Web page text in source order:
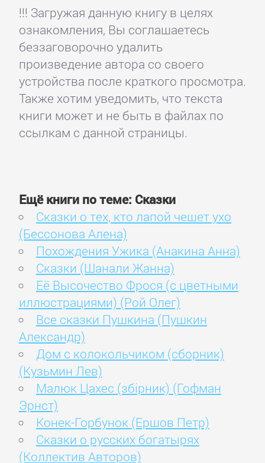
!!! Загружая данную книгу в целях
ознакомления, Вы соглашаетесь
беззаговорочно удалить
произведение автора со своего
устройства после краткого просмотра.
Также хотим уведомить, что текста
книги может и не быть в файлах по
ссылкам с данной страницы.
Ещё книги по теме: Сказки
Сказки о тех, кто лапой чешет ухо
(Бессонова Алена)
Похождения Ужика (Анакина Анна)
Сказки (Шанали Жанна)
Её Высочество Фрося (с цветными
иллюстрациями) (Рой Олег)
Все сказки Пушкина (Пушкин
Александр)
Дом с колокольчиком (сборник)
(Кузьмин Лев)
Малюк Цахес (збірник) (Гофман
Эрнст)
Конек-Горбунок (Ершов Петр)
Сказки о русских богатырях
(Коллектив Авторов)